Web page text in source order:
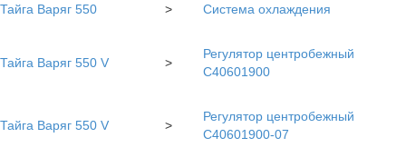
Тайга Варяг 550 > Система охлаждения
Тайга Варяг 550 V >
Регулятор центробежный
С40601900
Тайга Варяг 550 V >
Регулятор центробежный
С40601900-07